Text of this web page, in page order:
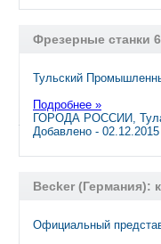
Фрезерные станки
Тульский
Подробнее »
ГОРОДА РОССИИ,
Добавлено - 02.12.2015
Becker (Германия):
Официальный